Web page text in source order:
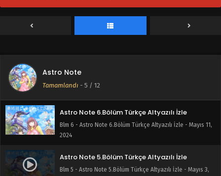
Astro Note
Tamamlandı - 5 / 12
Astro Note 8.Bölüm Türkçe Altyazılı İzle
Blm 8 - Astro Note 8.Bölüm Türkçe Altyazılı İzle - Mayıs 24,
Astro Note 7.Bölüm Türkçe Altyazılı İzle
Astro Note 6.Bölüm Türkçe Altyazılı İzle
Blm 6 - Astro Note 6.Bölüm Türkçe Altyazılı İzle - Mayıs 11,
2024
Astro Note 5.Bölüm Türkçe Altyazılı İzle
Blm 5 - Astro Note 5.Bölüm Türkçe Altyazılı İzle - Mayıs 3,